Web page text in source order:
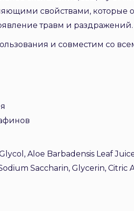
свойствами, которые
травм и раздражений.
и совместим со
Aloe Barbadensis Leaf
Saccharin, Glycerin, Citric